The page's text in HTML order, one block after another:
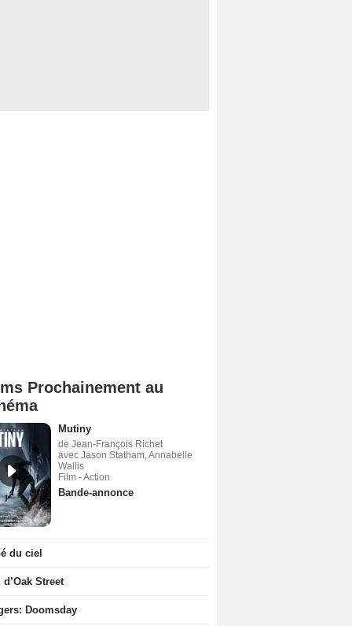
Prochainement au
Mutiny
de Jean-François Richet
avec Jason Statham, Annabelle
Wallis
Film - Action
Bande-annonce
du ciel
d’Oak Street
Doomsday